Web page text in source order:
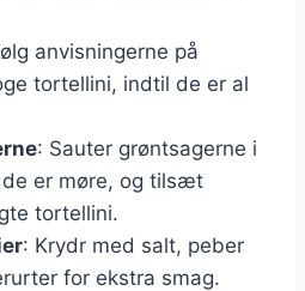
anvisningerne på
tortellini, indtil de er al
: Sauter grøntsagerne i
er møre, og tilsæt
tortellini.
: Krydr med salt, peber
for ekstra smag.